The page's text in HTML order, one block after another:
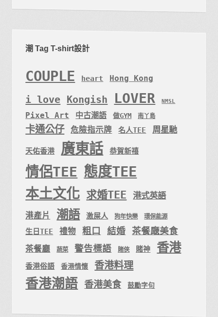
潮 Tag T-shirt設計
COUPLE heart Hong Kong
i love Kongish LOVER NMSL
Pixel Art 中古潮語 做GYM 南丫島
卡通公仔 危險指示牌 名人TEE 周星馳
天佑香港 廣東話 恭賀新禧
情侶TEE 態度TEE
本土文化 求婚TEE 港式英語
港產片 潮語 激屎人 狗年快樂 環保能源
生日TEE 禮物 粗口 結婚 茶餐廰美食
茶餐廳 蔬菜 警告標語 賭俠 賭神 香港
香港俗語 香港情懷 香港料理
香港潮語 香港美食 鼓勵字句